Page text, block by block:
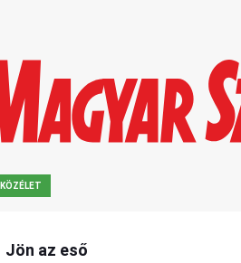
KÖZÉLET
Jön az eső